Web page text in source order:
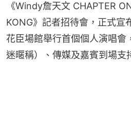
《Windy詹天文 CHAPTER
KONG》記者招待會，正式宣
花臣場館舉行首個個人演唱會
迷暱稱）、傳媒及嘉賓到場支